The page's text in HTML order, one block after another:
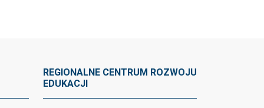
REGIONALNE CENTRUM ROZWOJU
EDUKACJI